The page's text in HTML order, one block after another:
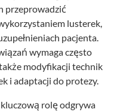
przeprowadzić
lusterek,
pacjenta.
wymaga często
modyfikacji technik
i adaptacji do protezy.
rolę odgrywa